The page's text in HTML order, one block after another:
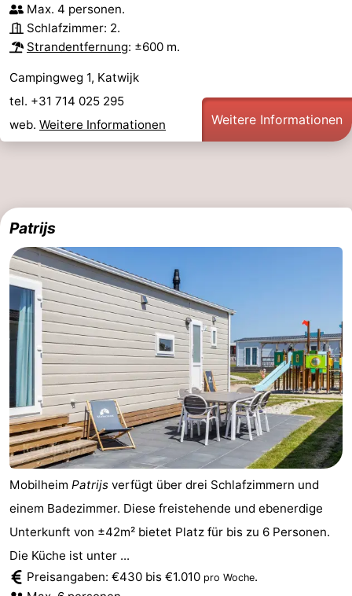
Max. 4 personen.
Schlafzimmer: 2.
Strandentfernung: ±600 m.
Campingweg 1, Katwijk
tel. +31 714 025 295
web. Weitere Informationen Weitere Informationen
Patrijs
Mobilheim Patrijs verfügt über drei Schlafzimmern und
einem Badezimmer. Diese freistehende und ebenerdige
Unterkunft von ±42m² bietet Platz für bis zu 6 Personen.
Die Küche ist unter ...
Preisangaben: €430 bis €1.010 pro Woche.